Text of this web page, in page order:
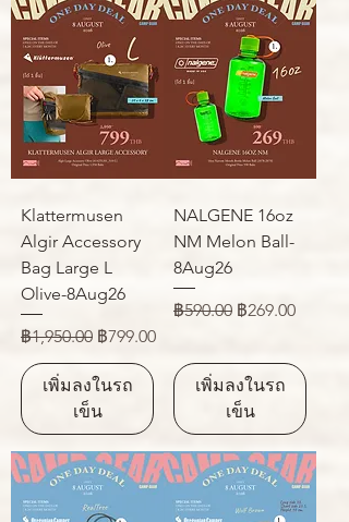
Klattermusen
Algir Accessory
Bag Large L
Olive-8Aug26
ราคาปกติ
฿1,950.00 ราคาขายลด
฿799.00
เพิ่มลงในรถ
เข็น
NALGENE 16oz
NM Melon Ball-
8Aug26
ราคาปกติ
฿590.00 ราคาขายลด
฿269.00
เพิ่มลงในรถ
เข็น